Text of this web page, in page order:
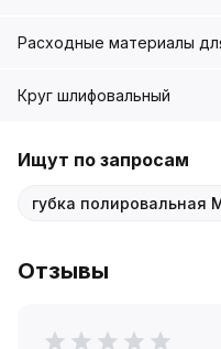
Расходные материалы
Круг шлифовальный
Ищут по запросам
губка полировальная
Отзывы